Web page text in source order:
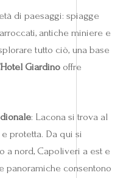
di paesaggi: spiagge
antiche miniere e
tutto ciò, una base
Giardino offre
: Lacona si trova al
protetta. Da qui si
a nord, Capoliveri a est e
panoramiche consentono